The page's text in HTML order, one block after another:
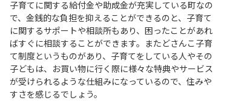
子育てに関する給付金や助成金が充実している町なの
で、金銭的な負担を抑えることができるのと、子育て
に関するサポートや相談所もあり、困ったことがあれ
ばすぐに相談することができます。またどさんこ子育
て制度というものがあり、子育てをしている人やその
子どもは、お買い物に行く際に様々な特典やサービス
が受けられるような仕組みになっているので、住みや
すさを感じるでしょう。